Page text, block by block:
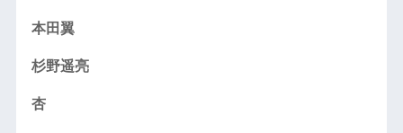
本田翼
杉野遥亮
杏